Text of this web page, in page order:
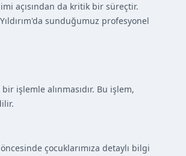
açısından da kritik bir süreçtir.
sunduğumuz profesyonel
işlemle alınmasıdır. Bu işlem,
çocuklarımıza detaylı bilgi